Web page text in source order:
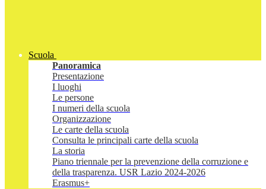
Scuola
Panoramica
Presentazione
I luoghi
Le persone
I numeri della scuola
Organizzazione
Le carte della scuola
Consulta le principali carte della scuola
La storia
Piano triennale per la prevenzione della corruzione e
della trasparenza. USR Lazio 2024-2026
Erasmus+